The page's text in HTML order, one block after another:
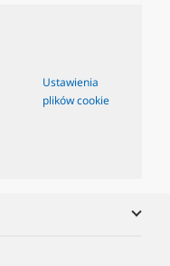
Ustawienia
plików cookie